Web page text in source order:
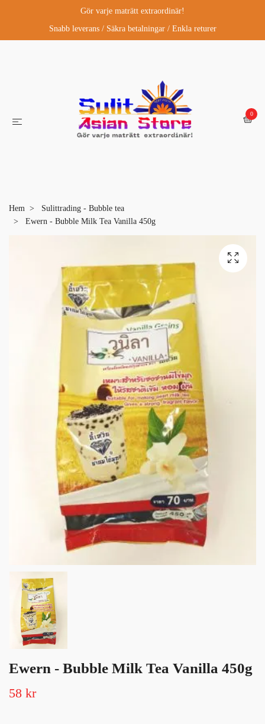
Gör varje maträtt extraordinär!
Snabb leverans / Säkra betalningar / Enkla returer
0
Hem
Sulittrading - Bubble tea
Ewern - Bubble Milk Tea Vanilla 450g
Ewern - Bubble Milk Tea Vanilla 450g
58 kr